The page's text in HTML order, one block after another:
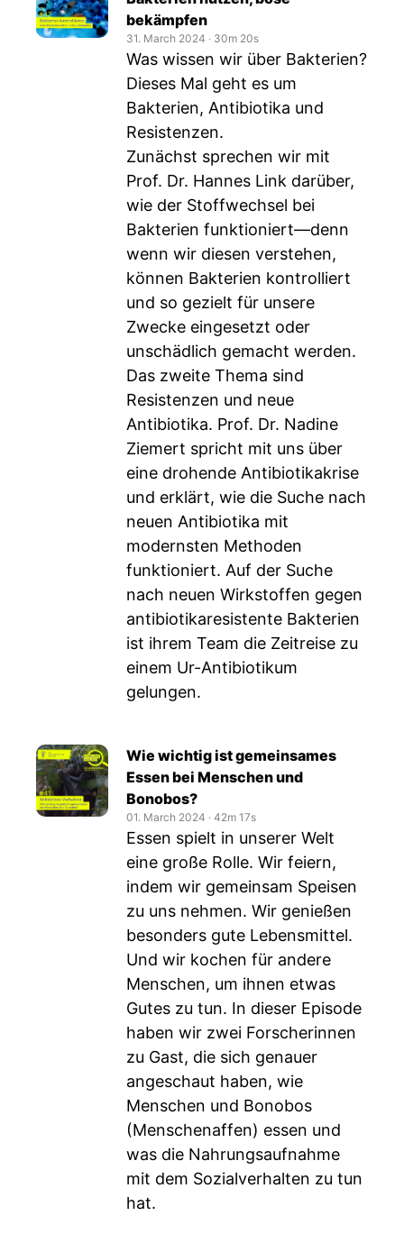
bekämpfen
31. March 2024 ‧ 30m 20s
Was wissen wir über Bakterien?
Dieses Mal geht es um
Bakterien, Antibiotika und
Resistenzen.
Zunächst sprechen wir mit
Prof. Dr. Hannes Link darüber,
wie der Stoffwechsel bei
Bakterien funktioniert—denn
wenn wir diesen verstehen,
können Bakterien kontrolliert
und so gezielt für unsere
Zwecke eingesetzt oder
unschädlich gemacht werden.
Das zweite Thema sind
Resistenzen und neue
Antibiotika. Prof. Dr. Nadine
Ziemert spricht mit uns über
eine drohende Antibiotikakrise
und erklärt, wie die Suche nach
neuen Antibiotika mit
modernsten Methoden
funktioniert. Auf der Suche
nach neuen Wirkstoffen gegen
antibiotikaresistente Bakterien
ist ihrem Team die Zeitreise zu
einem Ur-Antibiotikum
gelungen.
Wie wichtig ist gemeinsames
Essen bei Menschen und
Bonobos?
01. March 2024 ‧ 42m 17s
Essen spielt in unserer Welt
eine große Rolle. Wir feiern,
indem wir gemeinsam Speisen
zu uns nehmen. Wir genießen
besonders gute Lebensmittel.
Und wir kochen für andere
Menschen, um ihnen etwas
Gutes zu tun. In dieser Episode
haben wir zwei Forscherinnen
zu Gast, die sich genauer
angeschaut haben, wie
Menschen und Bonobos
(Menschenaffen) essen und
was die Nahrungsaufnahme
mit dem Sozialverhalten zu tun
hat.